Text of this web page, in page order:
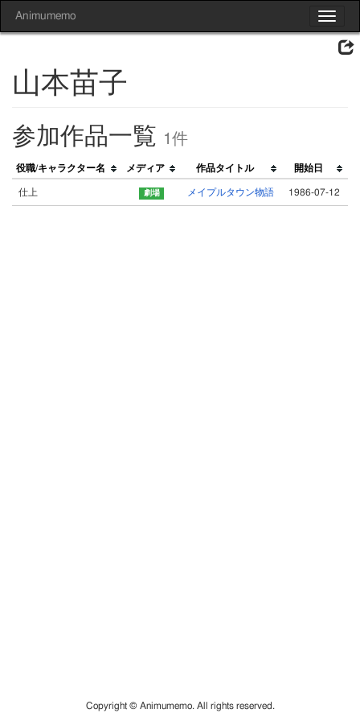
Toggle
Animumemo
山本苗子
参加作品一覧 1件
役職/キャラクター名 メディア 作品タイトル 開始日
仕上 メイプルタウン物語 1986-07-12
Copyright © Animumemo. All rights reserved.